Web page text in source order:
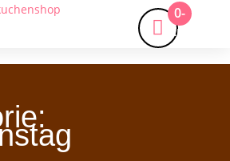
0-
Artikel